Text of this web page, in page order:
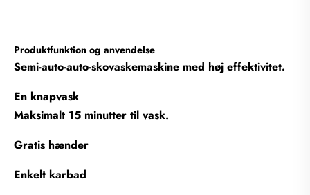
Produktfunktion og anvendelse
Semi-auto-auto-skovaskemaskine med høj effektivitet.
En knapvask
Maksimalt 15 minutter til vask.
Gratis hænder
Enkelt karbad